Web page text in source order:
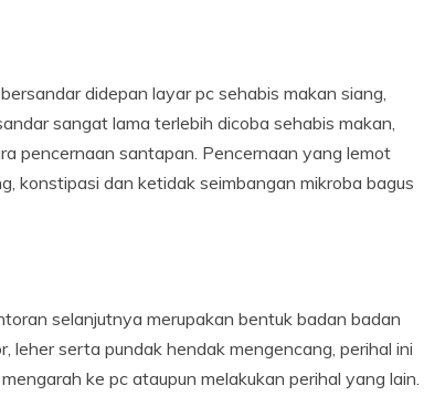
didepan layar pc sehabis makan siang,
sangat lama terlebih dicoba sehabis makan,
pencernaan santapan. Pencernaan yang lemot
konstipasi dan ketidak seimbangan mikroba bagus
selanjutnya merupakan bentuk badan badan
leher serta pundak hendak mengencang, perihal ini
ke pc ataupun melakukan perihal yang lain.